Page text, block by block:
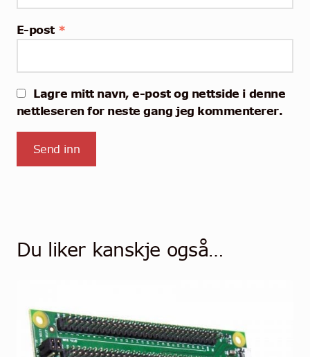
E-post *
Lagre mitt navn, e-post og nettside i denne
nettleseren for neste gang jeg kommenterer.
Du liker kanskje også…